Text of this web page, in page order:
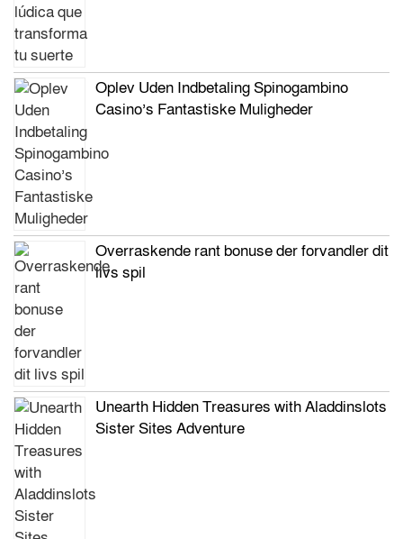
Oplev Uden Indbetaling Spinogambino
Casino’s Fantastiske Muligheder
Overraskende rant bonuse der forvandler dit
livs spil
Unearth Hidden Treasures with Aladdinslots
Sister Sites Adventure